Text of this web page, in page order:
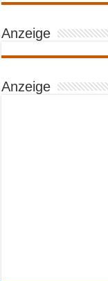
Anzeige
Anzeige